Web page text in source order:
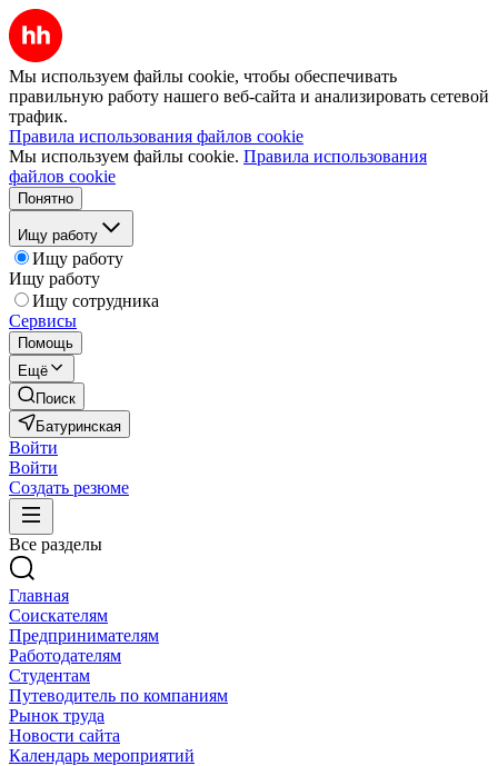
Мы используем файлы cookie, чтобы обеспечивать
правильную работу нашего веб-сайта и анализировать сетевой
трафик.
Правила использования файлов cookie
Мы используем файлы cookie. Правила использования
файлов cookie
Понятно
Ищу работу
Ищу работу
Ищу работу
Ищу сотрудника
Сервисы
Помощь
Ещё
Поиск
Батуринская
Войти
Войти
Создать резюме
Все разделы
Главная
Соискателям
Предпринимателям
Работодателям
Студентам
Путеводитель по компаниям
Рынок труда
Новости сайта
Календарь мероприятий